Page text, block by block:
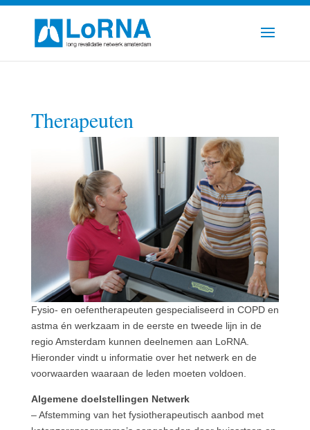
Therapeuten
Fysio- en oefentherapeuten gespecialiseerd in COPD en
astma én werkzaam in de eerste en tweede lijn in de
regio Amsterdam kunnen deelnemen aan LoRNA.
Hieronder vindt u informatie over het netwerk en de
voorwaarden waaraan de leden moeten voldoen.
Algemene doelstellingen Netwerk
– Afstemming van het fysiotherapeutisch aanbod met